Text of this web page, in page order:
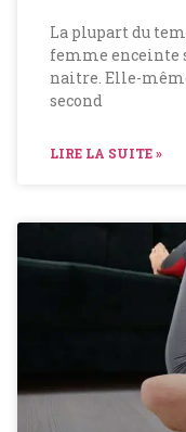
La plupart du
femme enceinte
naitre. Elle-
second
LIRE LA SUITE »